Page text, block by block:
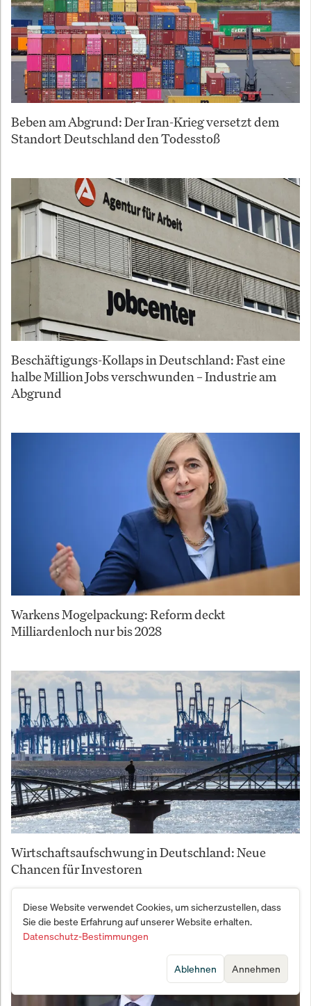
Beben am Abgrund: Der Iran-Krieg versetzt dem
Standort Deutschland den Todesstoß
Beschäftigungs-Kollaps in Deutschland: Fast eine
halbe Million Jobs verschwunden – Industrie am
Abgrund
Warkens Mogelpackung: Reform deckt
Milliardenloch nur bis 2028
Wirtschaftsaufschwung in Deutschland: Neue
Chancen für Investoren
Diese Website verwendet Cookies, um sicherzustellen, dass
Sie die beste Erfahrung auf unserer Website erhalten.
Datenschutz-Bestimmungen
Annehmen
Ablehnen